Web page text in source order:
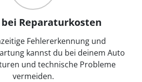
bei Reparaturkosten
Fehlererkennung und
kannst du bei deinem Auto
und technische Probleme
vermeiden.